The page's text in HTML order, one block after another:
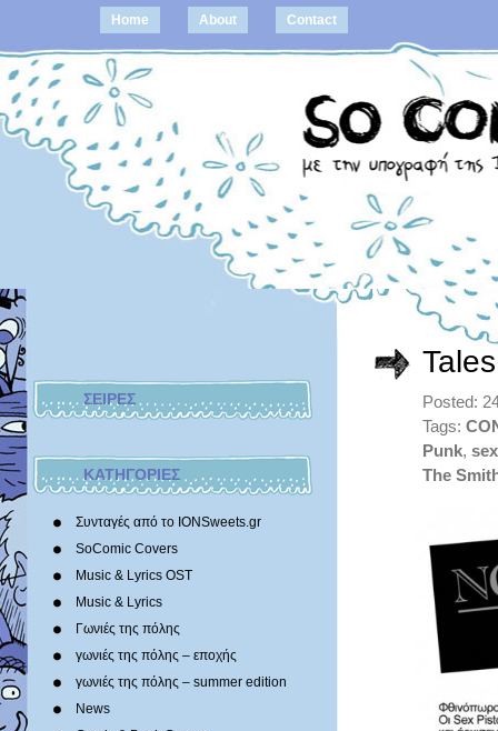
Home About Contact
ΣΕΙΡΕΣ
ΚΑΤΗΓΟΡΙΕΣ
Συνταγές από το IONSweets.gr
SoComic Covers
Music & Lyrics OST
Music & Lyrics
Γωνιές της πόλης
γωνιές της πόλης – εποχής
γωνιές της πόλης – summer edition
News
Posted:
Tags:
Punk,
The